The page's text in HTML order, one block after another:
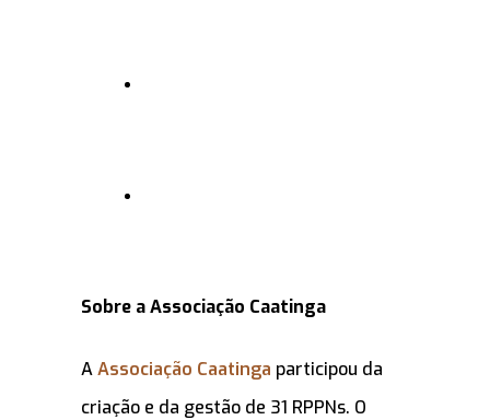
Sobre a Associação Caatinga
AAssociação Caatinga participou da
criação e da gestão de 31 RPPNs. O